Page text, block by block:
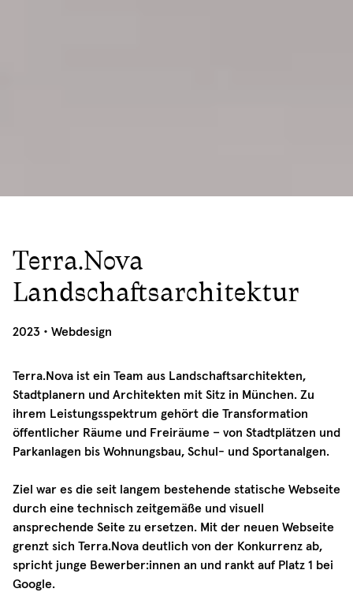
Terra.Nova
Landschaftsarchitektur
02/11/2023
2023 • Webdesign
Terra.Nova ist ein Team aus Landschaftsarchitekten,
Stadtplanern und Architekten mit Sitz in München. Zu
ihrem Leistungsspektrum gehört die Transformation
öffentlicher Räume und Freiräume – von Stadtplätzen und
Parkanlagen bis Wohnungsbau, Schul- und Sportanalgen.
Ziel war es die seit langem bestehende statische Webseite
durch eine technisch zeitgemäße und visuell
ansprechende Seite zu ersetzen. Mit der neuen Webseite
grenzt sich Terra.Nova deutlich von der Konkurrenz ab,
spricht junge Bewerber:innen an und rankt auf Platz 1 bei
Google.